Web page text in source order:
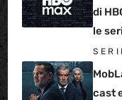
di
le
cast